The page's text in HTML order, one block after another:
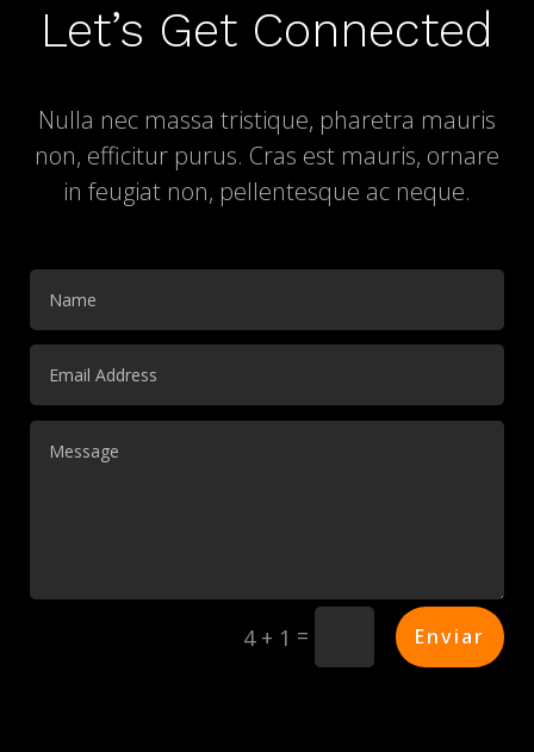
Let’s Get Connected
Nulla nec massa tristique, pharetra mauris
non, efficitur purus. Cras est mauris, ornare
in feugiat non, pellentesque ac neque.
4 + 1 = Enviar